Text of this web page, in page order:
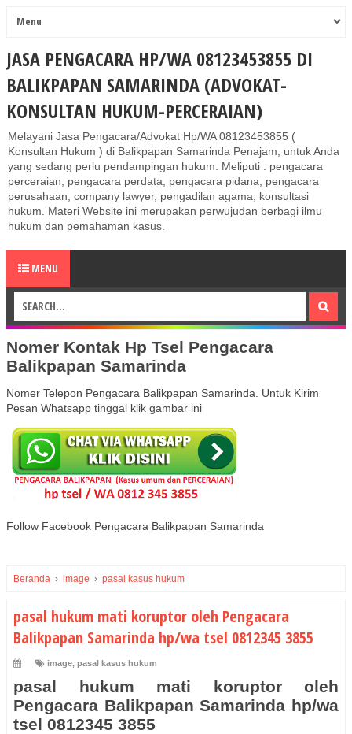
JASA PENGACARA HP/WA 08123453855 DI
BALIKPAPAN SAMARINDA (ADVOKAT-
KONSULTAN HUKUM-PERCERAIAN)
Melayani Jasa Pengacara/Advokat Hp/WA 08123453855 (
Konsultan Hukum ) di Balikpapan Samarinda Penajam, untuk Anda
yang sedang perlu pendampingan hukum. Meliputi : pengacara
perceraian, pengacara perdata, pengacara pidana, pengacara
perusahaan, company lawyer, pengadilan agama, konsultasi
hukum. Materi Website ini merupakan perwujudan berbagi ilmu
hukum dan pemahaman kasus.
MENU
Nomer Kontak Hp Tsel Pengacara
Balikpapan Samarinda
Nomer Telepon Pengacara Balikpapan Samarinda. Untuk Kirim
Pesan Whatsapp tinggal klik gambar ini
Follow Facebook Pengacara Balikpapan Samarinda
Beranda › image › pasal kasus hukum
pasal hukum mati koruptor oleh Pengacara
Balikpapan Samarinda hp/wa tsel 0812345 3855
image, pasal kasus hukum
pasal hukum mati koruptor oleh
Pengacara Balikpapan Samarinda hp/wa
tsel 0812345 3855